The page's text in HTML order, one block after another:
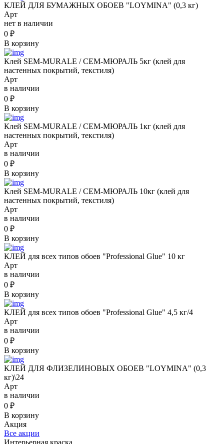
КЛЕЙ ДЛЯ БУМАЖНЫХ ОБОЕВ "LOYMINA" (0,3 кг)
Арт
нет в наличии
0 ₽
В корзину
Клей SEM-MURALE / СЕМ-МЮРАЛЬ 5кг (клей для
настенных покрытий, текстиля)
Арт
в наличии
0 ₽
В корзину
Клей SEM-MURALE / СЕМ-МЮРАЛЬ 1кг (клей для
настенных покрытий, текстиля)
Арт
в наличии
0 ₽
В корзину
Клей SEM-MURALE / СЕМ-МЮРАЛЬ 10кг (клей для
настенных покрытий, текстиля)
Арт
в наличии
0 ₽
В корзину
КЛЕЙ для всех типов обоев "Professional Glue" 10 кг
Арт
в наличии
0 ₽
В корзину
КЛЕЙ для всех типов обоев "Professional Glue" 4,5 кг/4
Арт
в наличии
0 ₽
В корзину
КЛЕЙ ДЛЯ ФЛИЗЕЛИНОВЫХ ОБОЕВ "LOYMINA" (0,3
кг)\24
Арт
в наличии
0 ₽
В корзину
Акция
Все акции
Интерьерная краска